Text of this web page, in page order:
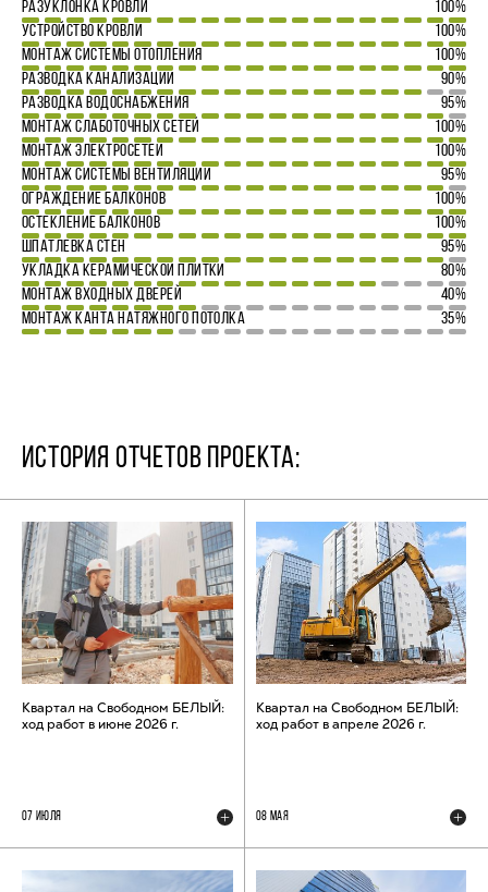
РАЗУКЛОНКА КРОВЛИ
100%
УСТРОЙСТВО КРОВЛИ
100%
МОНТАЖ СИСТЕМЫ ОТОПЛЕНИЯ
100%
РАЗВОДКА КАНАЛИЗАЦИИ
90%
РАЗВОДКА ВОДОСНАБЖЕНИЯ
95%
МОНТАЖ СЛАБОТОЧНЫХ СЕТЕЙ
100%
МОНТАЖ ЭЛЕКТРОСЕТЕЙ
100%
МОНТАЖ СИСТЕМЫ ВЕНТИЛЯЦИИ
95%
ОГРАЖДЕНИЕ БАЛКОНОВ
100%
ОСТЕКЛЕНИЕ БАЛКОНОВ
100%
ШПАТЛЕВКА СТЕН
95%
УКЛАДКА КЕРАМИЧЕСКОЙ ПЛИТКИ
80%
МОНТАЖ ВХОДНЫХ ДВЕРЕЙ
40%
МОНТАЖ КАНТА НАТЯЖНОГО ПОТОЛКА
35%
ИСТОРИЯ ОТЧЕТОВ ПРОЕКТА:
Квартал на Свободном БЕЛЫЙ:
ход работ в июне 2026 г.
07 ИЮЛЯ
Квартал на Свободном БЕЛЫЙ:
ход работ в апреле 2026 г.
08 МАЯ